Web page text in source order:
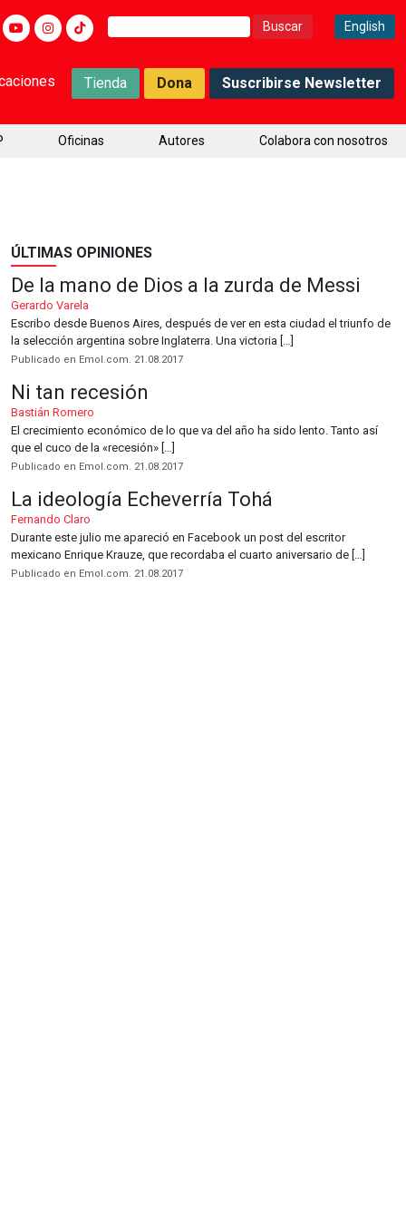
Buscar: English
Tienda Dona Suscribirse Newsletter
Oficinas Autores Colabora con nosotros
ÚLTIMAS OPINIONES
De la mano de Dios a la zurda de Messi
Gerardo Varela
Escribo desde Buenos Aires, después de ver en esta ciudad el triunfo de
la selección argentina sobre Inglaterra. Una victoria […]
Publicado en Emol.com. 21.08.2017
Ni tan recesión
Bastián Romero
El crecimiento económico de lo que va del año ha sido lento. Tanto así
que el cuco de la «recesión» […]
Publicado en Emol.com. 21.08.2017
La ideología Echeverría Tohá
Fernando Claro
Durante este julio me apareció en Facebook un post del escritor
mexicano Enrique Krauze, que recordaba el cuarto aniversario de […]
Publicado en Emol.com. 21.08.2017